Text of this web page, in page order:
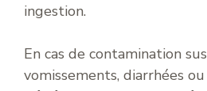
ingestion.
En cas de contamination
vomissements, diarrhées